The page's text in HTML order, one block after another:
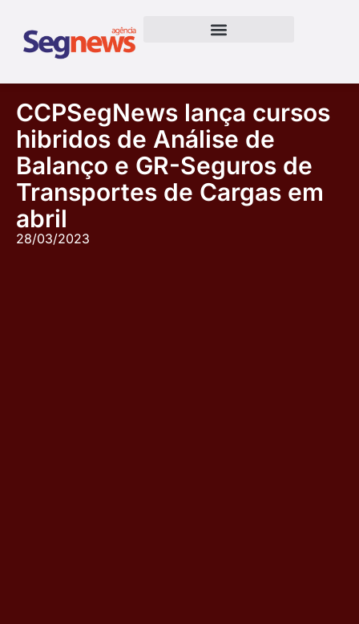
CCPSegNews lança cursos
hibridos de Análise de
Balanço e GR-Seguros de
Transportes de Cargas em
abril
28/03/2023